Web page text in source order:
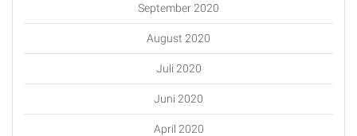
September 2020
August 2020
Juli 2020
Juni 2020
April 2020